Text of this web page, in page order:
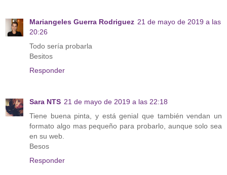
Mariangeles Guerra Rodriguez 21 de mayo de 2019 a las
20:26
Todo sería probarla
Besitos
Responder
Sara NTS 21 de mayo de 2019 a las 22:18
Tiene buena pinta, y está genial que también vendan un
formato algo mas pequeño para probarlo, aunque solo sea
en su web.
Besos
Responder